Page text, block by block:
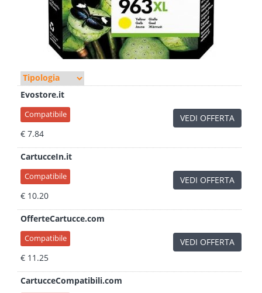
Evostore.it
Compatibile
€ 7.84
VEDI OFFERTA
CartucceIn.it
Compatibile
€ 10.20
VEDI OFFERTA
OfferteCartucce.com
Compatibile
€ 11.25
VEDI OFFERTA
CartucceCompatibili.com